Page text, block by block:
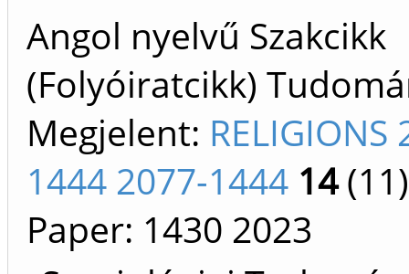
Angol nyelvű Szakcikk
(Folyóiratcikk)
Megjelent: RELIGIONS
1444 2077-1444 14(11)
Paper: 1430 2023